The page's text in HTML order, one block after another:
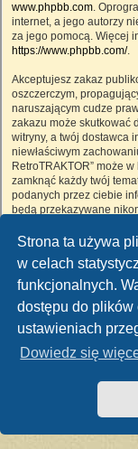
Strona ta używa
w celach
funkcjonalnych.
dostępu do
ustawieniach
Dowiedz się
www.phpbb.com.
internet, a jego autorzy
za jego pomocą. Więcej
https://www.phpbb.com/.
Akceptujesz zakaz
oszczerczym,
naruszającym cudze
zakazu może skutkować
witryny, a twój dostawca
niewłaściwym
RetroTRAKTOR” może
zamknąć każdy twój
podanych przez ciebie
będą przekazywane
RetroTRAKTOR”, ani
witryny, podczas
Portal
Technologię
Zasady